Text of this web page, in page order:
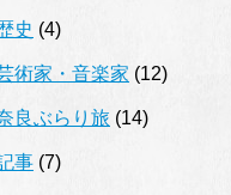
史 (4)
術家・音楽家 (12)
良ぶらり旅 (14)
事 (7)